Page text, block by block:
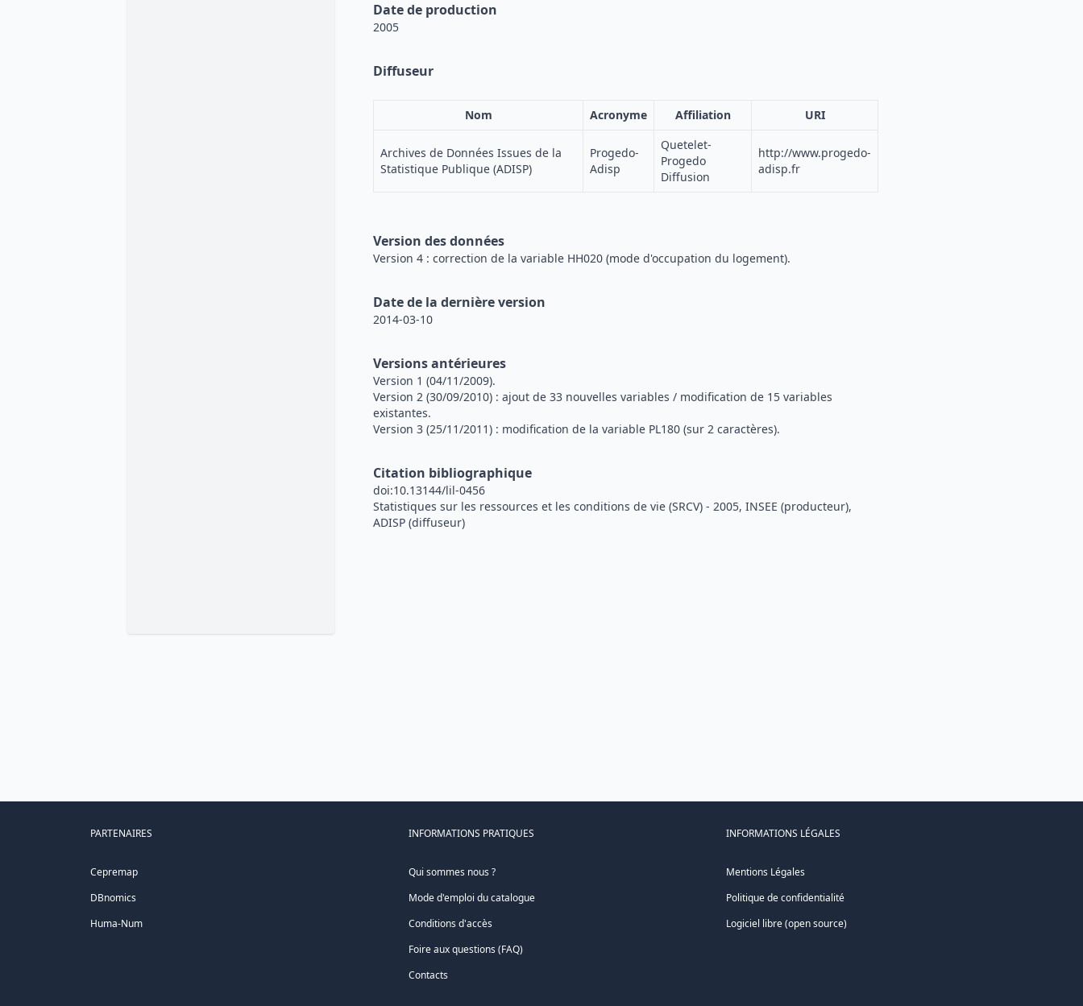
Date de production
2005
Diffuseur
Nom Acronyme Affiliation URI
Archives de Données Issues de la
Statistique Publique (ADISP)
Progedo-
Adisp
Quetelet-
Progedo
Diffusion
http://www.progedo-
adisp.fr
Version des données
Version 4 : correction de la variable HH020 (mode d'occupation du logement).
Date de la dernière version
2014-03-10
Versions antérieures
Version 1 (04/11/2009).
Version 2 (30/09/2010) : ajout de 33 nouvelles variables / modification de 15 variables
existantes.
Version 3 (25/11/2011) : modification de la variable PL180 (sur 2 caractères).
Citation bibliographique
doi:10.13144/lil-0456
Statistiques sur les ressources et les conditions de vie (SRCV) - 2005, INSEE (producteur),
ADISP (diffuseur)
PARTENAIRES
Cepremap
DBnomics
Huma-Num
INFORMATIONS PRATIQUES
Qui sommes nous ?
Mode d'emploi du catalogue
Conditions d'accès
Foire aux questions (FAQ)
Contacts
INFORMATIONS LÉGALES
Mentions Légales
Politique de confidentialité
Logiciel libre (open source)